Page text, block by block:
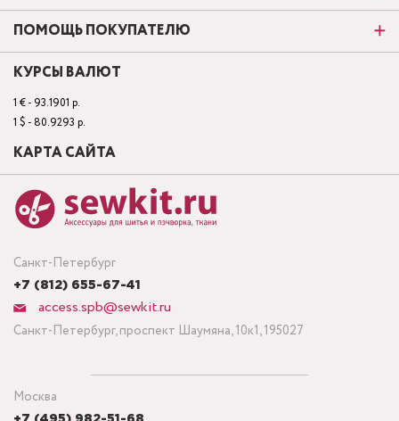
Санкт-Петербург
+7 (812) 655-67-41
access.spb@sewkit.ru
Санкт-Петербург, проспект Шаумяна, 10к1, 195027
Москва
ПОМОЩЬ ПОКУПАТЕЛЮ
КУРСЫ ВАЛЮТ
1 € - 93.1901 р.
1 $ - 80.9293 р.
КАРТА САЙТА